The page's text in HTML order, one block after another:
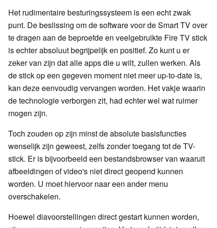
Het rudimentaire besturingssysteem is een echt zwak
punt. De beslissing om de software voor de Smart TV over
te dragen aan de beproefde en veelgebruikte Fire TV stick
is echter absoluut begrijpelijk en positief. Zo kunt u er
zeker van zijn dat alle apps die u wilt, zullen werken. Als
de stick op een gegeven moment niet meer up-to-date is,
kan deze eenvoudig vervangen worden. Het vakje waarin
de technologie verborgen zit, had echter wel wat ruimer
mogen zijn.
Toch zouden op zijn minst de absolute basisfuncties
wenselijk zijn geweest, zelfs zonder toegang tot de TV-
stick. Er is bijvoorbeeld een bestandsbrowser van waaruit
afbeeldingen of video's niet direct geopend kunnen
worden. U moet hiervoor naar een ander menu
overschakelen.
Hoewel diavoorstellingen direct gestart kunnen worden,